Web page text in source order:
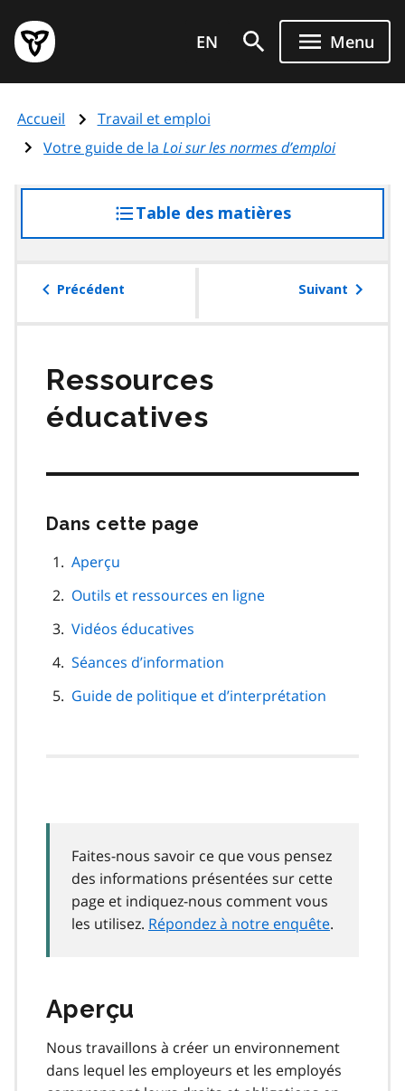
au
contenu
principal
Page
d'accueil
de
l'Ontario
EN Menu
Accueil
Travail et emploi
Votre guide de laLoi sur les normes d’emploi
Table des matières
à
table
Précédent Suivant
Ressources
éducatives
Dans cette page
page
Aperçu
Outils et ressources en ligne
Vidéos éducatives
Séances d’information
Guide de politique et d’interprétation
Faites-nous savoir ce que vous pensez
des informations présentées sur cette
page et indiquez-nous comment vous
les utilisez. Répondez à notre enquête.
Aperçu
Nous travaillons à créer un environnement
dans lequel les employeurs et les employés